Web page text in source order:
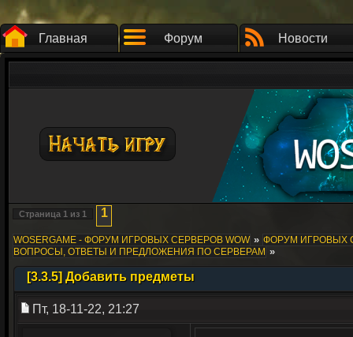
Главная Форум Новости
Страница 1 из 1 1
WOSERGAME - ФОРУМ ИГРОВЫХ СЕРВЕРОВ WOW » ФОРУМ ИГРОВЫХ
ВОПРОСЫ, ОТВЕТЫ И ПРЕДЛОЖЕНИЯ ПО СЕРВЕРАМ »
[3.3.5] Добавить предметы
Пт, 18-11-22, 21:27